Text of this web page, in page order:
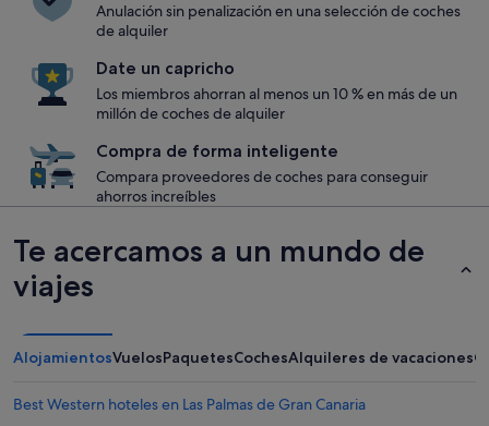
Anulación sin penalización en una selección de coches
de alquiler
Date un capricho
Los miembros ahorran al menos un 10 % en más de un
millón de coches de alquiler
Compra de forma inteligente
Compara proveedores de coches para conseguir
ahorros increíbles
Te acercamos a un mundo de
viajes
AlojamientosVuelosPaquetesCochesAlquileres de vacaciones
Best Western hoteles en Las Palmas de Gran Canaria